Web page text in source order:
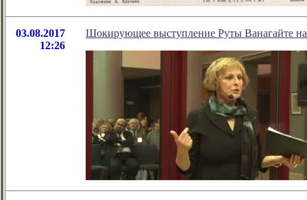
03.08.2017
12:26
Шокирующее выступление Руты Ванагайте на